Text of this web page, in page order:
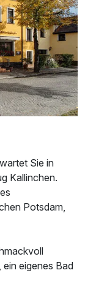
ab209,00 €
Sie in
Kallinchen.
Potsdam,
eigenes Bad